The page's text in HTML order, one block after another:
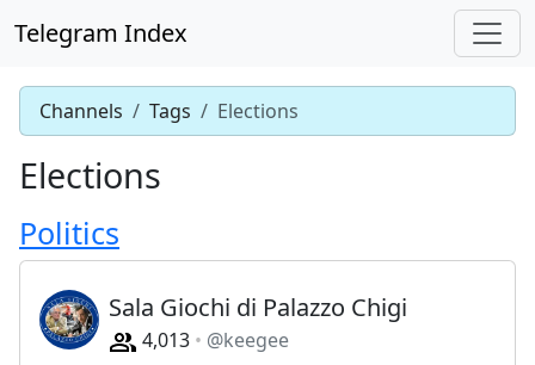
Telegram Index
Channels Tags Elections
Elections
Politics
Sala Giochi di Palazzo Chigi
4,013
@keegee